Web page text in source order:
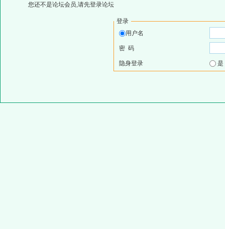
您还不是论坛会员,请先登录论坛
登录
用户名
密 码
隐身登录